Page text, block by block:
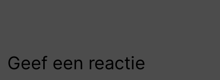
Geef een reactie